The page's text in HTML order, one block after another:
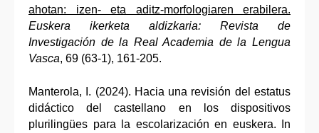
ahotan: izen- eta aditz-morfologiaren erabilera.
Euskera ikerketa aldizkaria: Revista de
Investigación de la Real Academia de la Lengua
Vasca, 69 (63-1), 161-205.
Manterola, I. (2024). Hacia una revisión del estatus
didáctico del castellano en los dispositivos
plurilingües para la escolarización en euskera. In